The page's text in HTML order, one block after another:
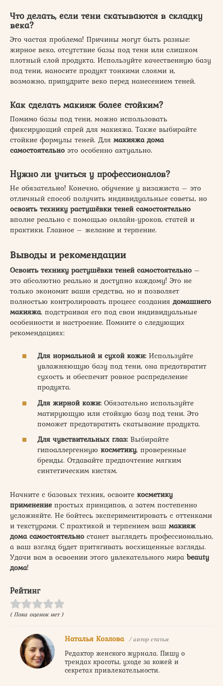
Что делать, если тени скатываются в складку
века?
Это частая проблема! Причины могут быть разные:
жирное веко, отсутствие базы под тени или слишком
плотный слой продукта. Используйте качественную базу
под тени, наносите продукт тонкими слоями и,
возможно, припудрите веко перед нанесением теней.
Как сделать макияж более стойким?
Помимо базы под тени, можно использовать
фиксирующий спрей для макияжа. Также выбирайте
стойкие формулы теней. Для макияжа дома
самостоятельно это особенно актуально.
Нужно ли учиться у профессионалов?
Не обязательно! Конечно, обучение у визажиста – это
отличный способ получить индивидуальные советы, но
освоить технику растушёвки теней самостоятельно
вполне реально с помощью онлайн-уроков, статей и
практики. Главное – желание и терпение.
Выводы и рекомендации
Освоить технику растушёвки теней самостоятельно –
это абсолютно реально и доступно каждому! Это не
только экономит ваши средства, но и позволяет
полностью контролировать процесс создания домашнего
макияжа, подстраивая его под свои индивидуальные
особенности и настроение. Помните о следующих
рекомендациях:
Для нормальной и сухой кожи: Используйте
увлажняющую базу под тени, она предотвратит
сухость и обеспечит ровное распределение
продукта.
Для жирной кожи: Обязательно используйте
матирующую или стойкую базу под тени. Это
поможет предотвратить скатывание продукта.
Для чувствительных глаз: Выбирайте
гипоаллергенную косметику, проверенные
бренды. Отдавайте предпочтение мягким
синтетическим кистям.
Начните с базовых техник, освоите косметику
применение простых принципов, а затем постепенно
усложняйте. Не бойтесь экспериментировать с оттенками
и текстурами. С практикой и терпением ваш макияж
дома самостоятельно станет выглядеть профессионально,
а ваш взгляд будет притягивать восхищенные взгляды.
Удачи вам в освоении этого увлекательного мира beauty
дома!
Рейтинг
( Пока оценок нет )
Наталья Козлова / автор статьи
Редактор женского журнала. Пишу о
трендах красоты, уходе за кожей и
секретах привлекательности.